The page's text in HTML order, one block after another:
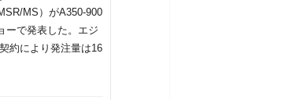
MS）がA350-900
ーで発表した。エジ
約により発注量は16